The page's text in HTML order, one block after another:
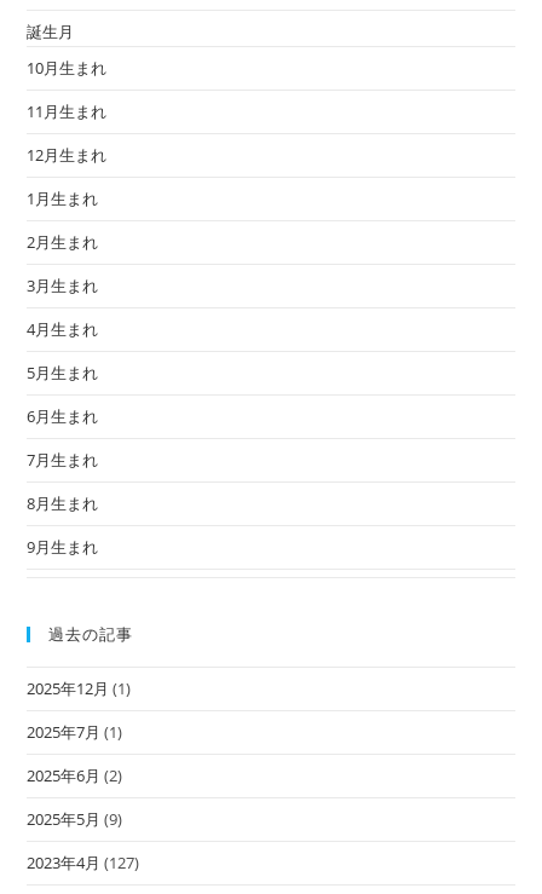
誕生月
10月生まれ
11月生まれ
12月生まれ
1月生まれ
2月生まれ
3月生まれ
4月生まれ
5月生まれ
6月生まれ
7月生まれ
8月生まれ
9月生まれ
過去の記事
2025年12月 (1)
2025年7月 (1)
2025年6月 (2)
2025年5月 (9)
2023年4月 (127)